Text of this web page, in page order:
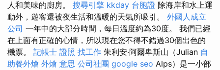
人和美味的廚房。 搜尋引擎 kkday 台胞證 除海岸和水上運
動外，遊客還被夜生活和溫暖的天氣所吸引。 外國人成立
公司 一年中的大部分時間，每日溫度約為30度。 我們已經
在上面有正確的心情，所以現在您不得不錯過30個出色的
機票。 記帳士 證照 找工作 朱利安·阿爾卑斯山（Julian 自
助餐外燴 外燴 意思 公司社團 google seo Alps）是一小部